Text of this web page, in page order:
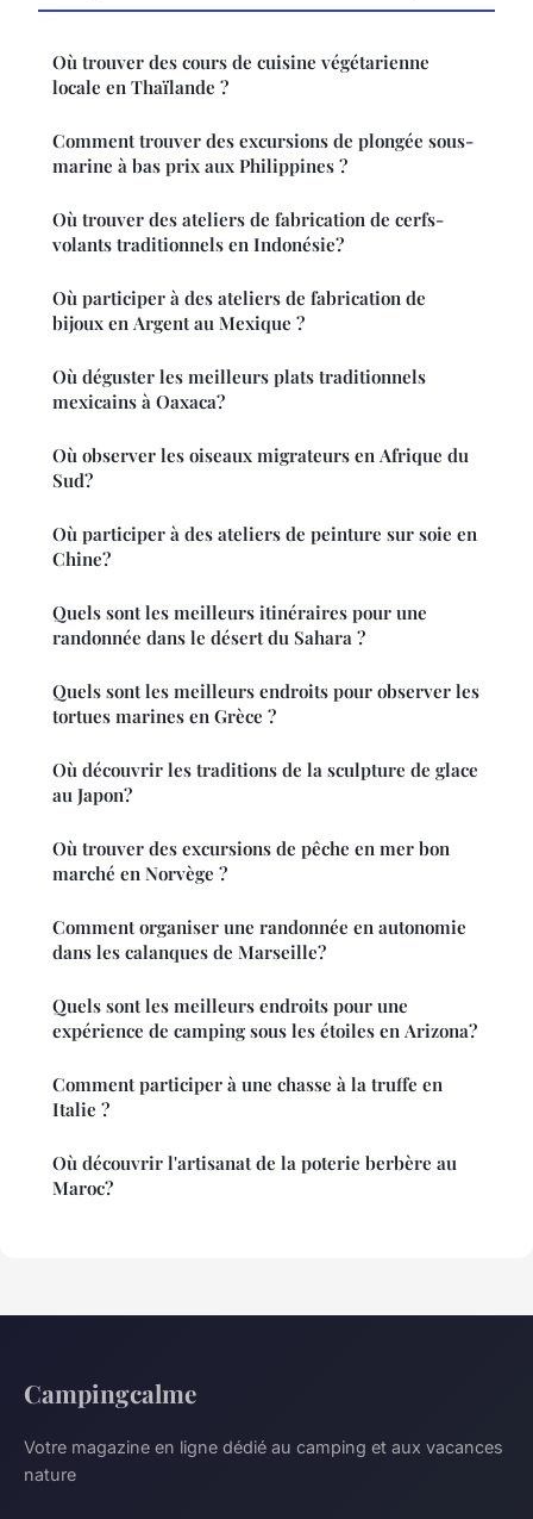
Où trouver des cours de cuisine végétarienne
locale en Thaïlande ?
Comment trouver des excursions de plongée sous-
marine à bas prix aux Philippines ?
Où trouver des ateliers de fabrication de cerfs-
volants traditionnels en Indonésie?
Où participer à des ateliers de fabrication de
bijoux en Argent au Mexique ?
Où déguster les meilleurs plats traditionnels
mexicains à Oaxaca?
Où observer les oiseaux migrateurs en Afrique du
Sud?
Où participer à des ateliers de peinture sur soie en
Chine?
Quels sont les meilleurs itinéraires pour une
randonnée dans le désert du Sahara ?
Quels sont les meilleurs endroits pour observer les
tortues marines en Grèce ?
Où découvrir les traditions de la sculpture de glace
au Japon?
Où trouver des excursions de pêche en mer bon
marché en Norvège ?
Comment organiser une randonnée en autonomie
dans les calanques de Marseille?
Quels sont les meilleurs endroits pour une
expérience de camping sous les étoiles en Arizona?
Comment participer à une chasse à la truffe en
Italie ?
Où découvrir l'artisanat de la poterie berbère au
Maroc?
Campingcalme
Votre magazine en ligne dédié au camping et aux vacances
nature